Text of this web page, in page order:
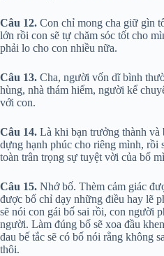
Câu 12. Con chỉ mong cha giữ gìn
lớn rồi con sẽ tự chăm sóc tốt cho
phải lo cho con nhiều nữa.
Câu 13. Cha, người vốn dĩ bình
hùng, nhà thám hiểm, người kể
với con.
Câu 14. Là khi bạn trưởng thành
dựng hạnh phúc cho riêng mình, rồi
toàn trân trọng sự tuyệt vời của bố
Câu 15. Nhớ bố. Thèm cảm giác
được bố chỉ dạy những điều hay lẽ
sẽ nói con gái bố sai rồi, con người
người. Làm đúng bố sẽ xoa đầu
đau bế tắc sẽ có bố nói rằng không
thôi.